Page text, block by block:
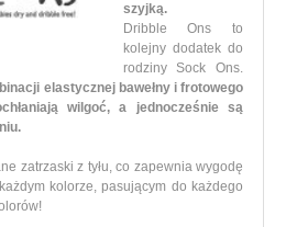
szyjką.
Dribble Ons to
kolejny dodatek do
rodziny Sock Ons.
elastycznej bawełny i frotowego
wilgoć, a jednocześnie są
zatrzaski z tyłu, co zapewnia wygodę
kolorze, pasującym do każdego